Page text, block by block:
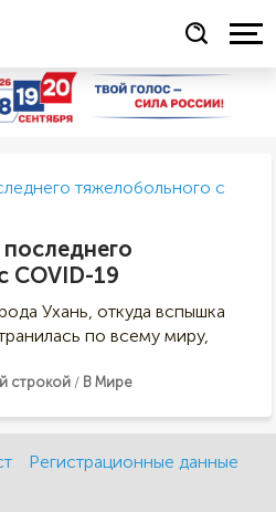
COVID-19
Ухань, откуда вспышка
по всему миру,
строкой / В Мире
Регистрационные данные